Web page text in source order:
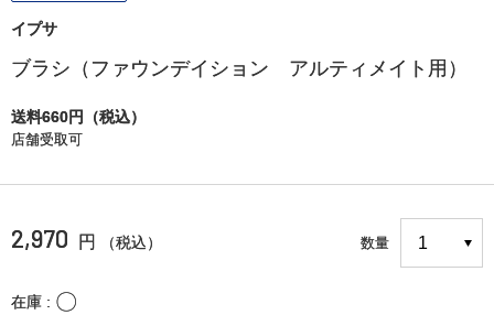
イプサ
ブラシ（ファウンデイション アルティメイト用）
送料660円（税込）
店舗受取可
2,970 円 （税込） 数量
在庫 〇